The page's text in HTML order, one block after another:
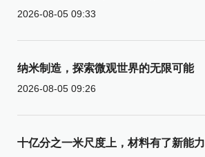
2026-08-05 09:33
纳米制造，探索微观世界的无限可能
2026-08-05 09:26
十亿分之一米尺度上，材料有了新能力